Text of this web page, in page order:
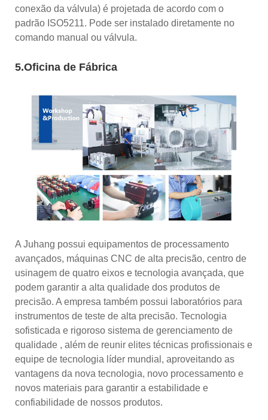
conexão da válvula) é projetada de acordo com o
padrão ISO5211. Pode ser instalado diretamente no
comando manual ou válvula.
5.Oficina de Fábrica
A Juhang possui equipamentos de processamento
avançados, máquinas CNC de alta precisão, centro de
usinagem de quatro eixos e tecnologia avançada, que
podem garantir a alta qualidade dos produtos de
precisão. A empresa também possui laboratórios para
instrumentos de teste de alta precisão. Tecnologia
sofisticada e rigoroso sistema de gerenciamento de
qualidade , além de reunir elites técnicas profissionais e
equipe de tecnologia líder mundial, aproveitando as
vantagens da nova tecnologia, novo processamento e
novos materiais para garantir a estabilidade e
confiabilidade de nossos produtos.